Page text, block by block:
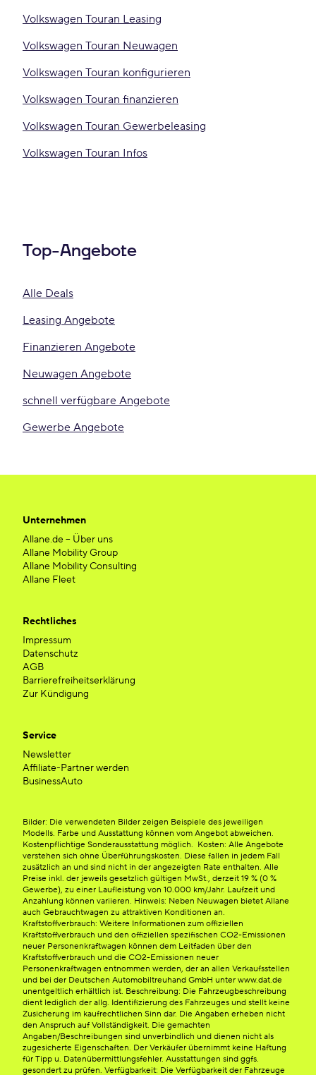
Volkswagen Touran Leasing
Volkswagen Touran Neuwagen
Volkswagen Touran konfigurieren
Volkswagen Touran finanzieren
Volkswagen Touran Gewerbeleasing
Volkswagen Touran Infos
Top-Angebote
Alle Deals
Leasing Angebote
Finanzieren Angebote
Neuwagen Angebote
schnell verfügbare Angebote
Gewerbe Angebote
Unternehmen
Allane.de – Über uns
Allane Mobility Group
Allane Mobility Consulting
Allane Fleet
Rechtliches
Impressum
Datenschutz
AGB
Barrierefreiheitserklärung
Zur Kündigung
Service
Newsletter
Affiliate-Partner werden
BusinessAuto
Bilder: Die verwendeten Bilder zeigen Beispiele des jeweiligen
Modells. Farbe und Ausstattung können vom Angebot abweichen.
Kostenpflichtige Sonderausstattung möglich. Kosten: Alle Angebote
verstehen sich ohne Überführungskosten. Diese fallen in jedem Fall
zusätzlich an und sind nicht in der angezeigten Rate enthalten. Alle
Preise inkl. der jeweils gesetzlich gültigen MwSt., derzeit 19 % (0 %
Gewerbe), zu einer Laufleistung von 10.000 km/Jahr. Laufzeit und
Anzahlung können variieren. Hinweis: Neben Neuwagen bietet Allane
auch Gebrauchtwagen zu attraktiven Konditionen an.
Kraftstoffverbrauch: Weitere Informationen zum offiziellen
Kraftstoffverbrauch und den offiziellen spezifischen CO2-Emissionen
neuer Personenkraftwagen können dem Leitfaden über den
Kraftstoffverbrauch und die CO2-Emissionen neuer
Personenkraftwagen entnommen werden, der an allen Verkaufsstellen
und bei der Deutschen Automobiltreuhand GmbH unter www.dat.de
unentgeltlich erhältlich ist. Beschreibung: Die Fahrzeugbeschreibung
dient lediglich der allg. Identifizierung des Fahrzeuges und stellt keine
Zusicherung im kaufrechtlichen Sinn dar. Die Angaben erheben nicht
den Anspruch auf Vollständigkeit. Die gemachten
Angaben/Beschreibungen sind unverbindlich und dienen nicht als
zugesicherte Eigenschaften. Der Verkäufer übernimmt keine Haftung
für Tipp u. Datenübermittlungsfehler. Ausstattungen sind ggfs.
gesondert zu prüfen. Verfügbarkeit: Die Verfügbarkeit der Fahrzeuge